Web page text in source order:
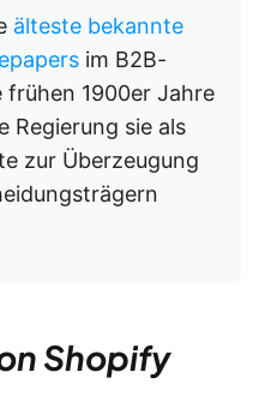
älteste bekannte
im B2B-
1900er Jahre
Regierung sie als
zur Überzeugung
Shopify